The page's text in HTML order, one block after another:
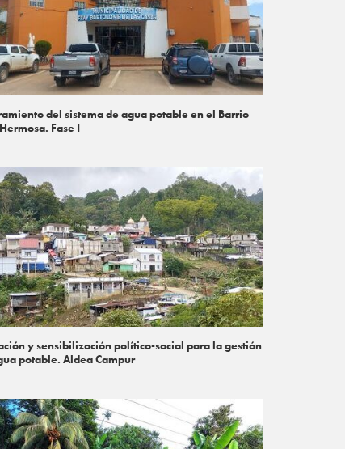
del sistema de agua potable en el Barrio
Fase I
y sensibilización político-social para la gestión
potable. Aldea Campur